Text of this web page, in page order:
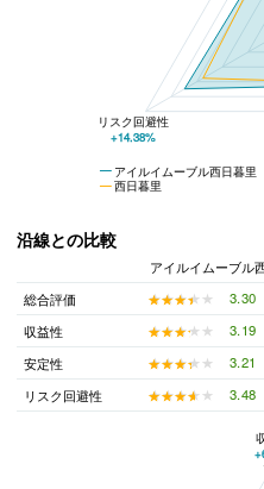
アイルイムーブル西日暮里
西日暮里
リスク回避性
+14.38%
沿線との比較
アイルイムーブル
総合評価
★★★★★
★★★★★ 3.30
収益性
★★★★★
★★★★★ 3.19
安定性
★★★★★
★★★★★ 3.21
リスク回避性
★★★★★
★★★★★ 3.48
アイルイムーブル西